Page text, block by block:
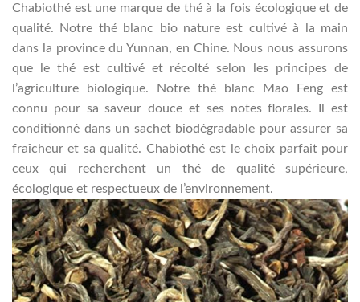
Chabiothé est une marque de thé à la fois écologique et de
qualité. Notre thé blanc bio nature est cultivé à la main
dans la province du Yunnan, en Chine. Nous nous assurons
que le thé est cultivé et récolté selon les principes de
l’agriculture biologique. Notre thé blanc Mao Feng est
connu pour sa saveur douce et ses notes florales. Il est
conditionné dans un sachet biodégradable pour assurer sa
fraîcheur et sa qualité. Chabiothé est le choix parfait pour
ceux qui recherchent un thé de qualité supérieure,
écologique et respectueux de l’environnement.